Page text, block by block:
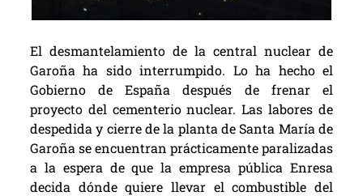
El desmantelamiento de la central nuclear de
Garoña ha sido interrumpido. Lo ha hecho el
Gobierno de España después de frenar el
proyecto del cementerio nuclear. Las labores de
despedida y cierre de la planta de Santa María de
Garoña se encuentran prácticamente paralizadas
a la espera de que la empresa pública Enresa
decida dónde quiere llevar el combustible del